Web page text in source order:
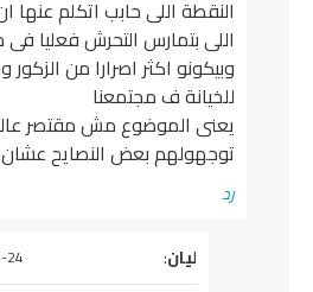
النقطة اللى حابب اتكلم
اللى بتمارس التحرش فعليا
وبيكونو اكثر اصرارا من
للخيانة ف مجتمعنا
يعنى الموضوع مش مقتصر
توجهولهم بعض النصايح
رد
يقول
ليان:
2017-